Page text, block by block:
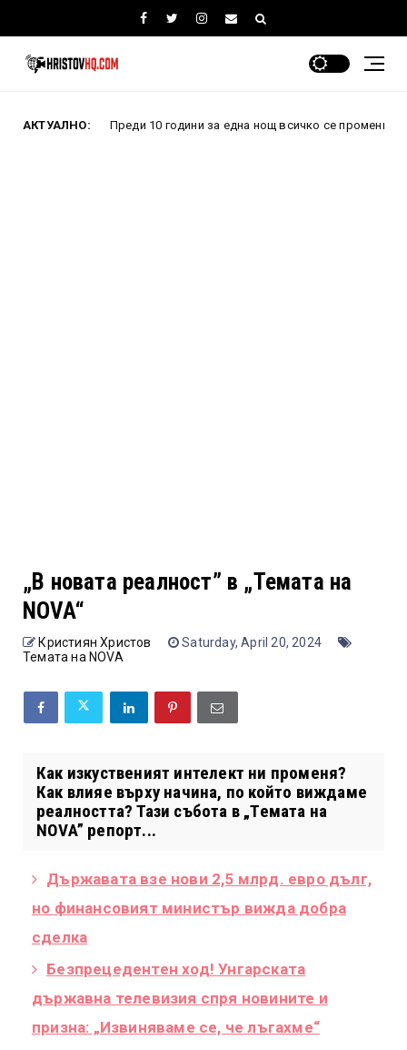
АКТУАЛНО:
Преди 10 години за една нощ всичко се промени: Как
„В новата реалност” в „Темата на
NOVA“
Кристиян Христов
Saturday, April 20, 2024
Темата на NOVA
Как изкуственият интелект ни променя?
Как влияе върху начина, по който виждаме
реалността? Тази събота в „Темата на
NOVA” репорт...
Държавата взе нови 2,5 млрд. евро дълг,
но финансовият министър вижда добра
сделка
Безпрецедентен ход! Унгарската
държавна телевизия спря новините и
призна: „Извиняваме се, че лъгахме“